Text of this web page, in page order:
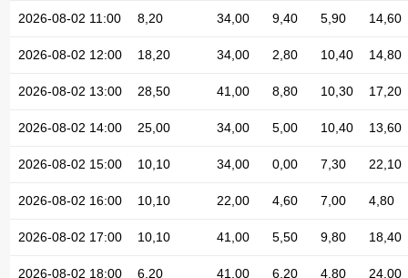
2026-08-02 11:00 8,20 34,00 9,40 5,90 14,60
2026-08-02 12:00 18,20 34,00 2,80 10,40 14,80
2026-08-02 13:00 28,50 41,00 8,80 10,30 17,20
2026-08-02 14:00 25,00 34,00 5,00 10,40 13,60
2026-08-02 15:00 10,10 34,00 0,00 7,30 22,10
2026-08-02 16:00 10,10 22,00 4,60 7,00 4,80
2026-08-02 17:00 10,10 41,00 5,50 9,80 18,40
2026-08-02 18:00 6,20 41,00 6,20 4,80 24,00